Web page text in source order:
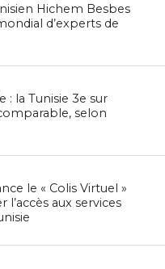
Hichem Besbes
d’experts de
: la Tunisie 3e sur
selon
le « Colis Virtuel »
aux services